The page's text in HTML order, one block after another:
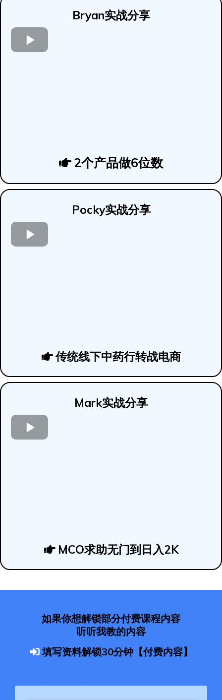
Bryan实战分享
2个产品做6位数
Pocky实战分享
传统线下中药行转战电商
Mark实战分享
MCO求助无门到日入2K
如果你想解锁部分付费课程内容
听听我教的内容
填写资料解锁30分钟【付费内容】